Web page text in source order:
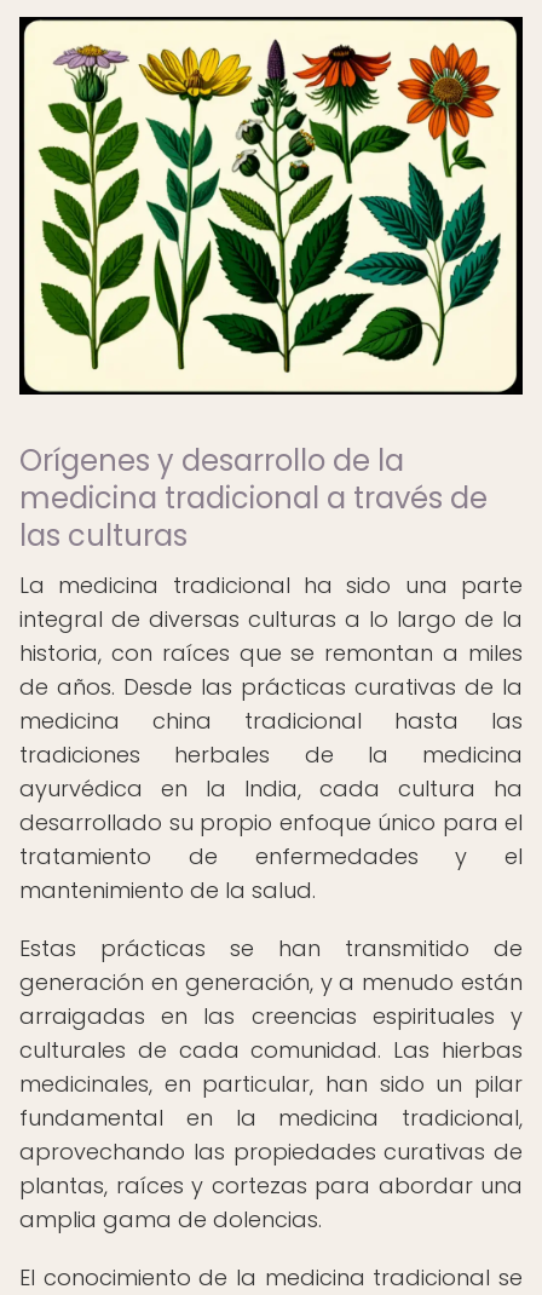
Orígenes y desarrollo de la
medicina tradicional a través de
las culturas
La medicina tradicional ha sido una parte
integral de diversas culturas a lo largo de la
historia, con raíces que se remontan a miles
de años. Desde las prácticas curativas de la
medicina china tradicional hasta las
tradiciones herbales de la medicina
ayurvédica en la India, cada cultura ha
desarrollado su propio enfoque único para el
tratamiento de enfermedades y el
mantenimiento de la salud.
Estas prácticas se han transmitido de
generación en generación, y a menudo están
arraigadas en las creencias espirituales y
culturales de cada comunidad. Las hierbas
medicinales, en particular, han sido un pilar
fundamental en la medicina tradicional,
aprovechando las propiedades curativas de
plantas, raíces y cortezas para abordar una
amplia gama de dolencias.
El conocimiento de la medicina tradicional se